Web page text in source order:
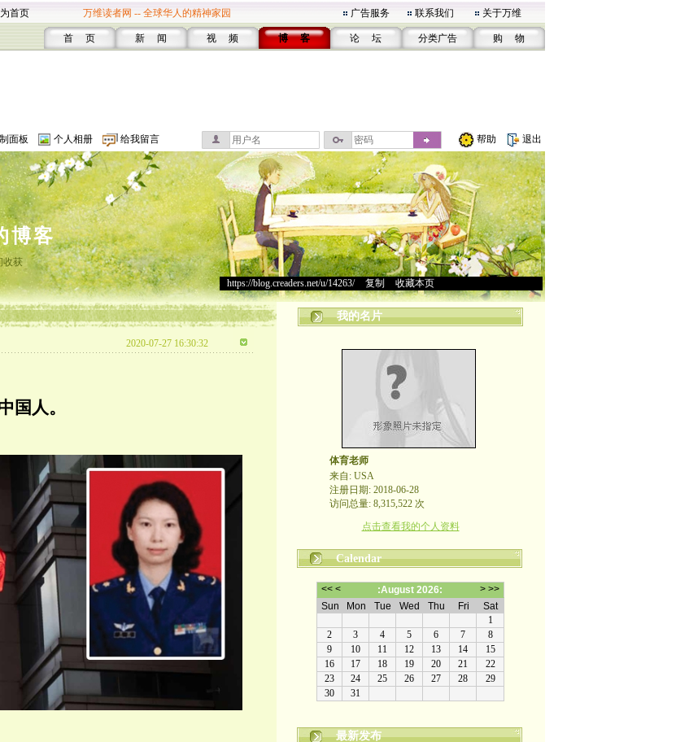
首页 万维读者网 -- 全球华人的精神家园 广告服务 联系我们 关于万维
首 页 新 闻 视 频 博 客 论 坛 分类广告 购 物
面板 个人相册 给我留言 帮助 退出
博客
收获
https://blog.creaders.net/u/14263/> 复制 收藏本页
2020-07-27 16:30:32
国人。
我的名片
体育老师
来自: USA
注册日期: 2018-06-28
访问总量: 8,315,522 次
点击查看我的个人资料
Calendar
最新发布